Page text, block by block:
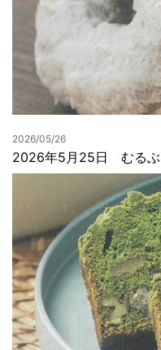
2026/05/26
2026年5月25日 むるぶ